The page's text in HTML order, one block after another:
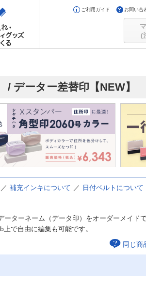
ご利用ガイド お問い合
(
データー差替印【NEW】
補充インキについて 日付ベルトについて
ターネーム（データ印）をオーダーメイド
で自由に編集も可能です。
同じ商